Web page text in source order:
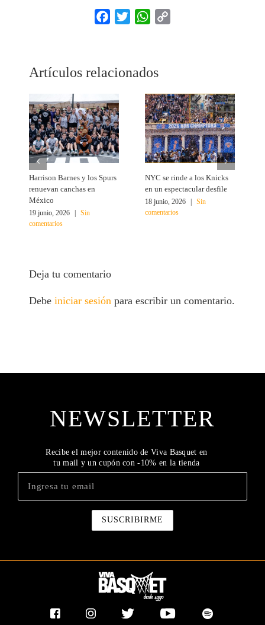
Facebook
Twitter WhatsApp
Artículos relacionados
Harrison Barnes y los Spurs
renuevan canchas en
México
19 junio, 2026 |
Sin
comentarios
NYC se rinde a los Knicks
en un espectacular desfile
18 junio, 2026 |
Sin
comentarios
Deja tu comentario
Debeiniciar sesiónpara escribir un comentario.
NEWSLETTER
Recibe el mejor contenido de Viva Basquet en
tu mail y un cupón con -10% en la tienda